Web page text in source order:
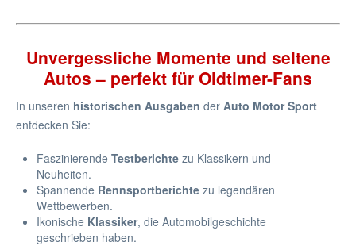
Unvergessliche Momente und seltene
Autos – perfekt für Oldtimer-Fans
In unseren historischen Ausgaben der Auto Motor Sport
entdecken Sie:
Faszinierende Testberichte zu Klassikern und
Neuheiten.
Spannende Rennsportberichte zu legendären
Wettbewerben.
Ikonische Klassiker, die Automobilgeschichte
geschrieben haben.